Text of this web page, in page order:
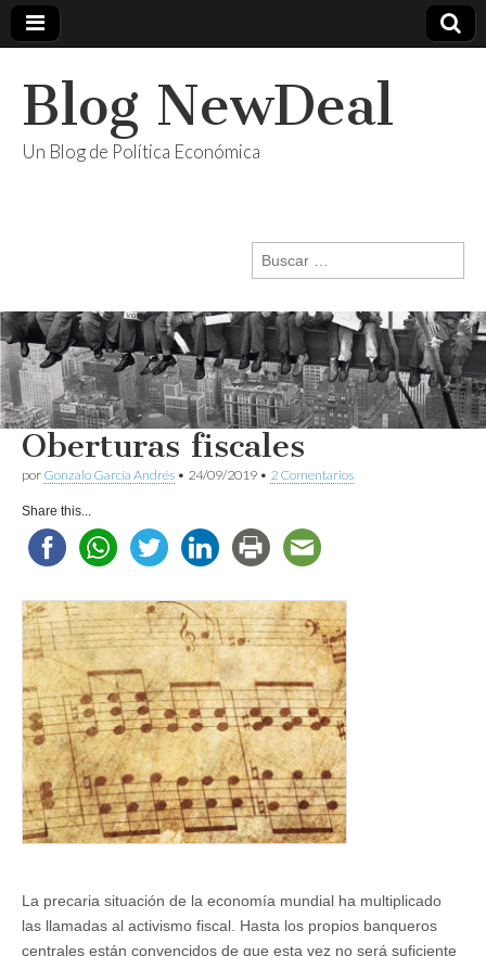
Blog NewDeal
Un Blog de Política Económica
Buscar:
Oberturas fiscales
por Gonzalo García Andrés • 24/09/2019 • 2 Comentarios
Share this...
La precaria situación de la economía mundial ha multiplicado
las llamadas al activismo fiscal. Hasta los propios banqueros
centrales están convencidos de que esta vez no será suficiente